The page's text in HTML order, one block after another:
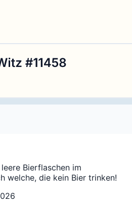
Bierflaschen im
welche, die kein Bier trinken!